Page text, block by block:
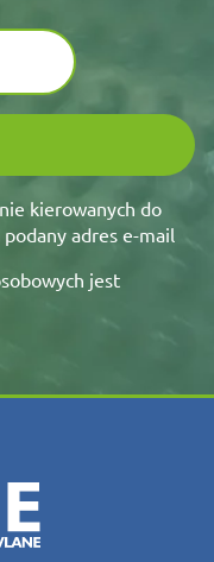
kierowanych do
adres e-mail
jest